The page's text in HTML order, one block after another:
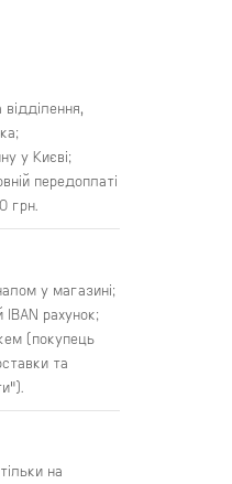
у Києві;
передоплаті
грн.
у магазині;
IBAN рахунок;
(покупець
та
на